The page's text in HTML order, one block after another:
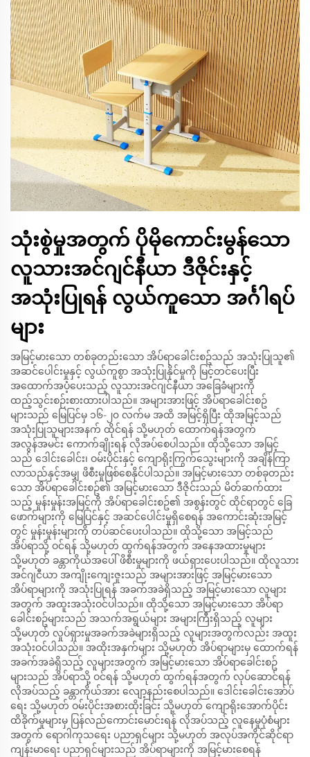
သုံးစွဲမှုအတွက် ပိုမိုကောင်းမွန်သော
လူသားအင်ဂျင်နီယာ ဒီဇိုင်းနှင့်
အသုံးပြုရန် လွယ်ကူသော အင်္ဂါရပ်
များ
အမြင့်မားသော တစ်ခုတည်းသော အိပ်ရာခေါင်းစဥ်သည် အသုံးပြုသူ၏
အဆင်ပေါင်းမှုနှင့် လွယ်ကူစွာ အသုံးပြုနိုင်မှုကို မြင့်တင်ပေးပြီး
အထောက်အပံ့ပေးသည့် လူသားအင်ဂျင်နီယာ အခြေခံများကို
ထည့်သွင်းစဉ်းစားထားပါသည်။ အများအားဖြင့် အိပ်ရာခေါင်းစဥ်
များသည် မြေပြင်မှ ၁၆-၂၀ လက်မ အထိ အမြင့်ရှိပြီး ထိုအမြင့်သည်
အသုံးပြုသူများအနက် ထိုင်ရန် သို့မဟုတ် ထောက်ရန်အတွက်
အလွန်အမင်း ကောက်ချိုးရန် လိုအပ်စေပါသည်။ ထိုသို့သော အမြင့်
သည် ဒေါင်းခေါင်း၊ ဝမ်းပိုင်းနှင့် ကျောရိုးကြွက်သွေးများကို အချိန်ကြာ
လာသည်နှင့်အမျှ ဖိစီးမှုဖြစ်စေနိုင်ပါသည်။ အမြင့်မားသော တစ်ခုတည်း
သော အိပ်ရာခေါင်းစဥ်၏ အမြင့်မားသော ဒီဇိုင်းသည် မိတ်ဆက်ထား
သည့် မှုန်းမှုန်းအမြင့်ကို အိပ်ရာခေါင်းစဥ်၏ အစွန်းတွင် ထိုင်ရာတွင် ခြေ
ဖောက်များကို မြေပြင်နှင့် အဆင်ပေါင်းမှုရှိစေရန် အကောင်းဆုံးအမြင့်
တွင် မှုန်းမှုန်းများကို တပ်ဆင်ပေးပါသည်။ ထိုသို့သော အမြင့်သည်
အိပ်ရာသို့ ဝင်ရန် သို့မဟုတ် ထွက်ရန်အတွက် အနေအထားမှုများ
သို့မဟုတ် ခန္တာကိုယ်အပေါ် ဖိစီးမှုများကို ဖယ်ရှားပေးပါသည်။ ထိုလူသား
အင်ဂျငီယာ အကျိုးကျေးဇူးသည် အများအားဖြင့် အမြင့်မားသော
အိပ်ရာများကို အသုံးပြုရန် အခက်အခဲရှိသည့် အမြင့်မားသော လူများ
အတွက် အထူးအသုံးဝင်ပါသည်။ ထိုသို့သော အမြင့်မားသော အိပ်ရာ
ခေါင်းစဥ်များသည် အသက်အရွယ်များ အများကြီးရှိသည့် လူများ
သို့မဟုတ် လှုပ်ရှားမှုအခက်အခဲများရှိသည့် လူများအတွက်လည်း အထူး
အသုံးဝင်ပါသည်။ အထိုးအနှက်များ သို့မဟုတ် အိပ်ရာများမှ ထောက်ရန်
အခက်အခဲရှိသည့် လူများအတွက် အမြင့်မားသော အိပ်ရာခေါင်းစဥ်
များသည် အိပ်ရာသို့ ဝင်ရန် သို့မဟုတ် ထွက်ရန်အတွက် လုပ်ဆောင်ရန်
လိုအပ်သည့် ခန္တာကိုယ်အား လျော့နည်းစေပါသည်။ ဒေါင်းခေါင်းအော်ပ်
ရေး သို့မဟုတ် ဝမ်းပိုင်းအစားထိုးခြင်း သို့မဟုတ် ကျောရိုးအောက်ပိုင်း
ထိခိုက်မှုများမှ ပြန်လည်ကောင်းမောင်းရန် လိုအပ်သည့် လူနေမှုပုံစံများ
အတွက် ရောဂါကုသရေး ပညာရှင်များ သို့မဟုတ် အလုပ်အကိုင်ဆိုင်ရာ
ကျန်းမာရေး ပညာရှင်များသည် အိပ်ရာများကို အမြင့်မားစေရန်